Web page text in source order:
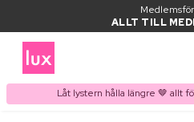
ALLT TILL
Låt lystern hålla längre 🤎 allt